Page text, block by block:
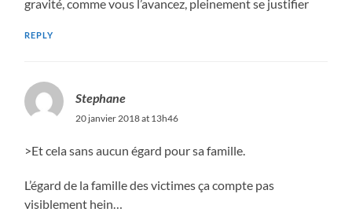
gravité, comme vous l’avancez, pleinement se justifier
REPLY
Stephane
20 janvier 2018 at 13h46
>Et cela sans aucun égard pour sa famille.
L’égard de la famille des victimes ça compte pas
visiblement hein…